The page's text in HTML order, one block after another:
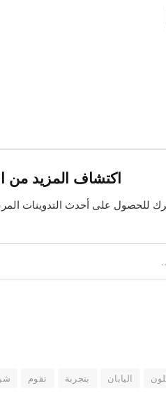
اكتشاف المزيد من
للحصول على أحدث التدوينات
اليابان بتجربة تقوم